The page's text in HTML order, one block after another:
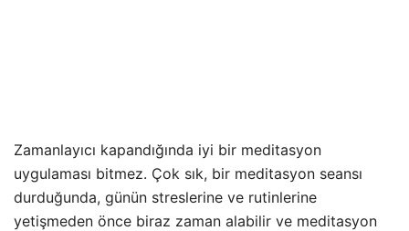
Zamanlayıcı kapandığında iyi bir meditasyon
uygulaması bitmez. Çok sık, bir meditasyon seansı
durduğunda, günün streslerine ve rutinlerine
yetişmeden önce biraz zaman alabilir ve meditasyon